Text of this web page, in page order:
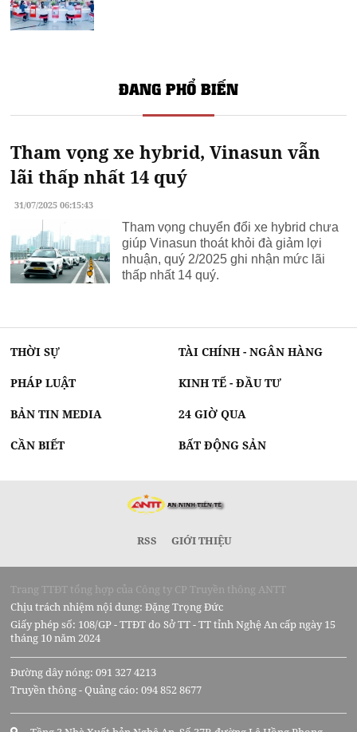
ĐANG PHỔ BIẾN
Tham vọng xe hybrid, Vinasun vẫn
lãi thấp nhất 14 quý
31/07/2025 06:15:43
Tham vọng chuyển đổi xe hybrid chưa
giúp Vinasun thoát khỏi đà giảm lợi
nhuận, quý 2/2025 ghi nhận mức lãi
thấp nhất 14 quý.
THỜI SỰ TÀI CHÍNH - NGÂN HÀNG
PHÁP LUẬT KINH TẾ - ĐẦU TƯ
BẢN TIN MEDIA 24 GIỜ QUA
CẦN BIẾT BẤT ĐỘNG SẢN
RSS GIỚI THIỆU
Trang TTĐT tổng hợp của Công ty CP Truyền thông ANTT
Chịu trách nhiệm nội dung: Đặng Trọng Đức
Giấy phép số: 108/GP - TTĐT do Sở TT - TT tỉnh Nghệ An cấp ngày 15
tháng 10 năm 2024
Đường dây nóng: 091 327 4213
Truyền thông - Quảng cáo: 094 852 8677